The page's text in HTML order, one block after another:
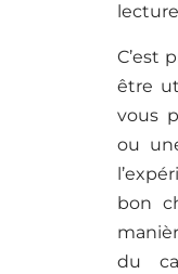
C’est
être
vous
ou
bon
du